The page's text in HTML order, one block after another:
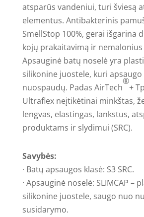
atsparūs vandeniui, turi šviesą
elementus. Antibakterinis
SmellStop 100%, gerai išgarina
kojų prakaitavimą ir nemalonius
Apsauginė batų noselė yra
silikonine juostele, kuri
nuospaudų. Padas AirTech
®
+
Ultraflex neįtikėtinai minkštas,
lengvas, elastingas, lankstus,
produktams ir slydimui (SRC).
Savybės:
· Batų apsaugos klasė: S3 SRC.
· Apsauginė noselė: SLIMCAP –
silikonine juostele, saugo nuo
susidarymo.